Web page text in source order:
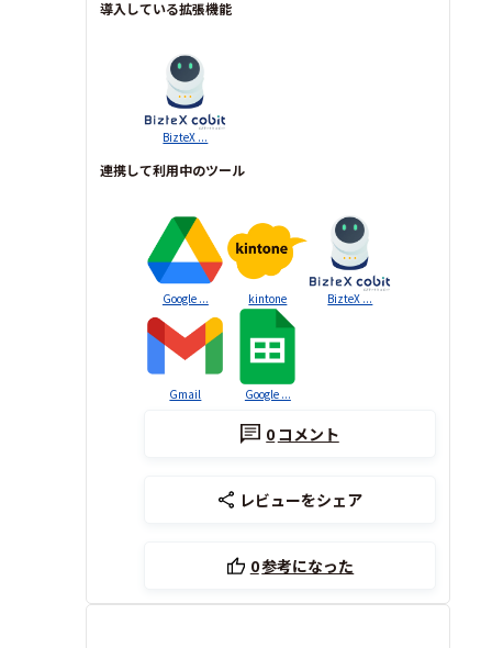
導入している拡張機能
BizteX ...
連携して利用中のツール
Google ... kintone BizteX ...
Gmail Google ...
0 コメント
レビューをシェア
0参考になった